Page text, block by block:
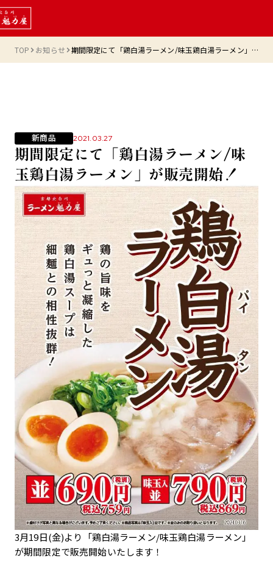
TOP お知らせ 期間限定にて「鶏白湯ラーメン/味玉鶏白湯ラーメン」が販売開始！
新商品 2021.03.27
期間限定にて「鶏白湯ラーメン/味
玉鶏白湯ラーメン」が販売開始！
3月19日(金)より「鶏白湯ラーメン/味玉鶏白湯ラーメン」
が期間限定で販売開始いたします！